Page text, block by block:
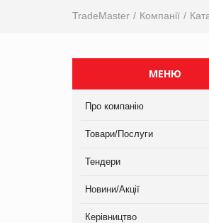
TradeMaster Компанії
МЕНЮ
Про компанію
Товари/Послуги
Тендери
Новини/Акції
Керівництво